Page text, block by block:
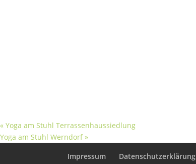
« Yoga am Stuhl Terrassenhaussiedlung
Yoga am Stuhl Werndorf»
Impressum
Datenschutzerklärung